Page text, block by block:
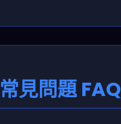
常見問題 FAQ